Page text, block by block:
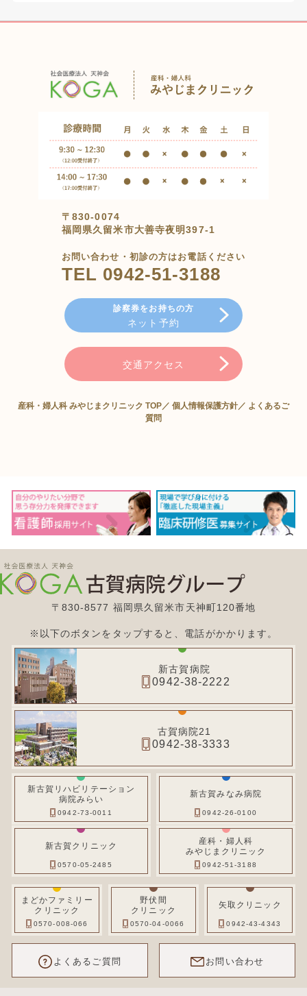
〒830-0074
福岡県久留米市大善寺夜明397-1
お問い合わせ・初診の方はお電話ください
TEL 0942-51-3188
診察券をお持ちの方
ネット予約
交通アクセス
産科・婦人科 みやじまクリニック TOP／ 個人情報保護方針／ よくあるご
質問
〒830-8577 福岡県久留米市天神町120番地
※以下のボタンをタップすると、電話がかかります。
新古賀病院
0942-38-2222
古賀病院21
0942-38-3333
新古賀リハビリテーション
病院みらい
0942-73-0011
新古賀みなみ病院
0942-26-0100
新古賀クリニック
0570-05-2485
産科・婦人科
みやじまクリニック
0942-51-3188
まどかファミリー
クリニック
0570-008-066
野伏間
クリニック
0570-04-0066
矢取クリニック
0942-43-4343
よくあるご質問 お問い合わせ